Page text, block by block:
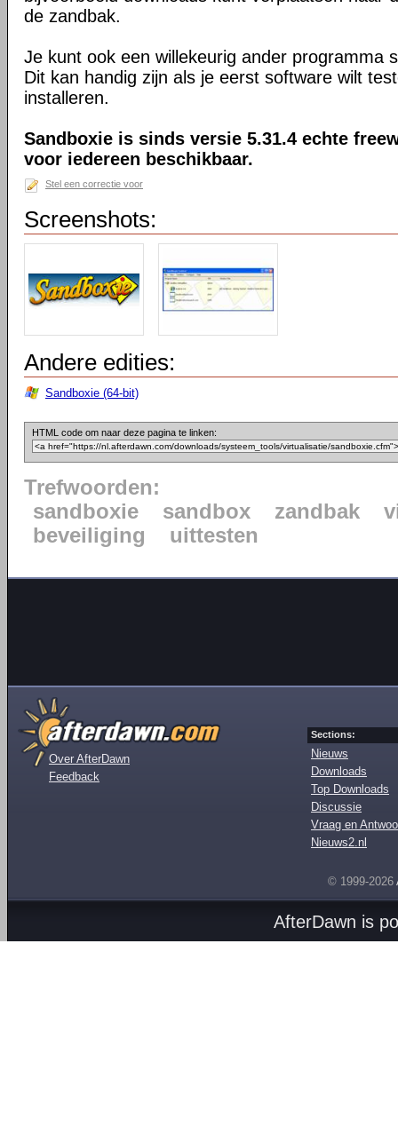
de zandbak.
Je kunt ook een willekeurig ander programma
Dit kan handig zijn als je eerst software wilt
installeren.
Sandboxie is sinds versie 5.31.4 echte
voor iedereen beschikbaar.
Stel een correctie voor
Screenshots:
Andere edities:
Sandboxie (64-bit)
HTML code om naar deze pagina te linken:
Trefwoorden:
sandboxie
sandbox zandbak
beveiliging
uittesten
Over AfterDawn
Feedback
Sections:
Nieuws
Downloads
Top Downloads
Discussie
Vraag en
Nieuws2.nl
© 1999-2026
AfterDawn is